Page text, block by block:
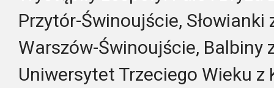
Przytór-Świnoujście, Słowianki
Warszów-Świnoujście, Balbiny
Uniwersytet Trzeciego Wieku